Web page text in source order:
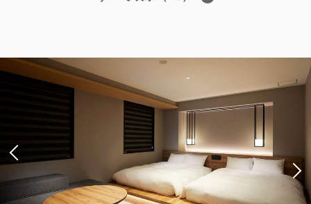
プラン《素泊り》【ロングステイ特典
付】※予約確定後キャンセル規定適用
獲得ポイント
Web決済
in 14:00~ 26:00 / out 11:00まで